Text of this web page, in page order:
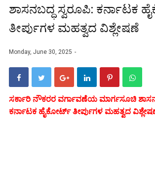
ಶಾಸನಬದ್ಧ ಸ್ವರೂಪಿ: ಕರ್ನಾಟಕ
ತೀರ್ಪುಗಳ ಮಹತ್ವದ ವಿಶ್ಲೇಷಣೆ
Monday, June 30, 2025
ಸರ್ಕಾರಿ ನೌಕರರ ವರ್ಗಾವಣೆಯ ಮಾರ್ಗಸೂಚಿ
ಕರ್ನಾಟಕ ಹೈಕೋರ್ಟ್ ತೀರ್ಪುಗಳ ಮಹತ್ವದ